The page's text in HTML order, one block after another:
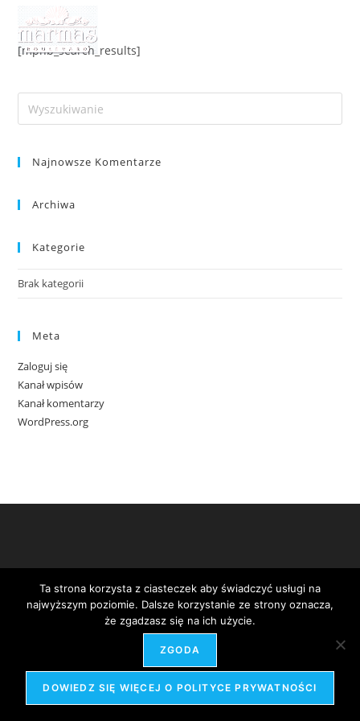
Skip
content[mphb_search_results]
Najnowsze Komentarze
Archiwa
Kategorie
Brak kategorii
Meta
Zaloguj się
Kanał wpisów
Kanał komentarzy
WordPress.org
Projekt i realizacja -Agencja Seo Partner
Ta strona korzysta z ciasteczek aby świadczyć usługi na
najwyższym poziomie. Dalsze korzystanie ze strony oznacza,
że zgadzasz się na ich użycie.
ZGODA
DOWIEDZ SIĘ WIĘCEJ O POLITYCE PRYWATNOŚCI